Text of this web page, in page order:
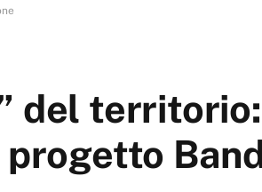
del territorio: